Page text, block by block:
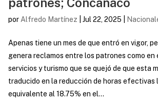
porAlfredo Martínez Jul 22, 2025
Apenas tiene un mes de que entró en vigor,
genera reclamos entre los patrones como en
servicios y turismo que se quejó de que esta
traducido en la reducción de horas efectivas
equivalente al 18.75% en el...